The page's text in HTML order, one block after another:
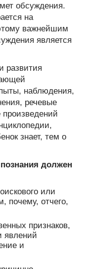
обсуждения.
на
важнейшим
является
развития
наблюдения,
речевые
произведений
знает, тем о
должен
или
почему, отчего,
признаков,
явлений
и